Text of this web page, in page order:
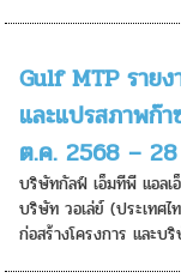
Gulf MTP รายง
และแปรสภาพก๊
ต.ค. 2568 –
บริษัทกัลฟ์ เอ็มทีพี แอลเ
บริษัท วอเล่ย์ (ประเทศ
ก่อสร้างโครงการ และบ